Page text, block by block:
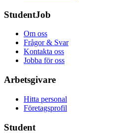
StudentJob
Om oss
Frågor & Svar
Kontakta oss
Jobba för oss
Arbetsgivare
Hitta personal
Företagsprofil
Student